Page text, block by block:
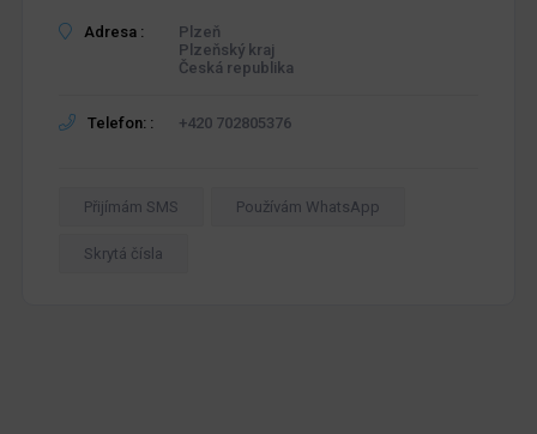
Adresa :
Plzeň
Plzeňský kraj
Česká republika
Telefon: : +420 702805376
Přijímám SMS Používám WhatsApp
Skrytá čísla